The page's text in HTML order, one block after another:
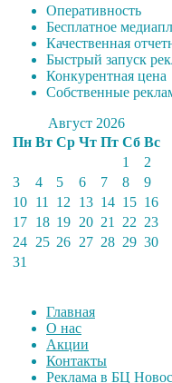
Оперативность
Бесплатное
Качественная
Быстрый запуск
Конкурентная цена
Собственные
Август 2026
Пн Вт Ср Чт Пт Сб Вс
1
2
3
4 5 6 7 8
9
10 11 12 13 14 15 16
17 18 19 20 21 22 23
24 25 26 27 28 29 30
31
Главная
О нас
Акции
Контакты
Реклама в БЦ